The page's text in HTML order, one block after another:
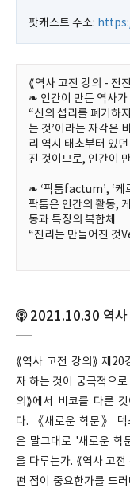
팟캐스트 주소:
⟪역사 고전 강의 - 전
❧ 인간이 만든 역사가
“신의 섭리를 폐기하
는 것’이라는 자각은
리 역시 태초부터 있
진 것이므로, 인간이
❧ ‘팍툼factum’, ‘케
팍툼은 인간의 활동,
동과 특징의 복합체
“진리는 만들어진
2021.10.30 역사
⟪역사 고전 강의⟫ 제20
자 하는 것이 궁극적으
의⟫에서 비코를 다룬
다. 《새로운 학문》 텍
은 말그대로 '새로운 학
을 다루는가. ⟪역사 고
떤 점이 중요한가를 드